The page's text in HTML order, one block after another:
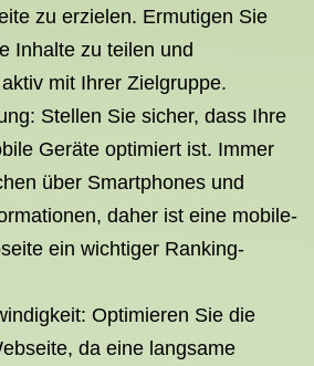
zu erzielen. Ermutigen Sie
Inhalte zu teilen und
mit Ihrer Zielgruppe.
Stellen Sie sicher, dass Ihre
Geräte optimiert ist. Immer
über Smartphones und
daher ist eine mobile-
ein wichtiger Ranking-
Optimieren Sie die
da eine langsame